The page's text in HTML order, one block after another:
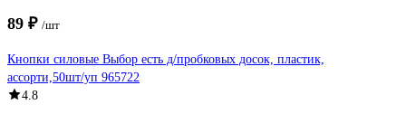
89 ₽ /шт
Кнопки силовые Выбор есть д/пробковых досок, пластик,
ассорти,50шт/уп 965722
4.8